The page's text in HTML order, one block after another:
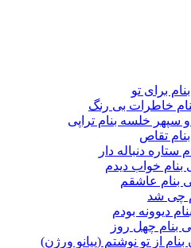
برای تو
بنام خاطرات بی رنگ
سپهر خلسه بنام تراپی
تقاص
ستاره دنباله دار
بنام خواب دیدم
بنام عاشقم
چی شد
دیوونه بودم
بنام چهل روز
از تو نوشتم (پیانو ورژن)